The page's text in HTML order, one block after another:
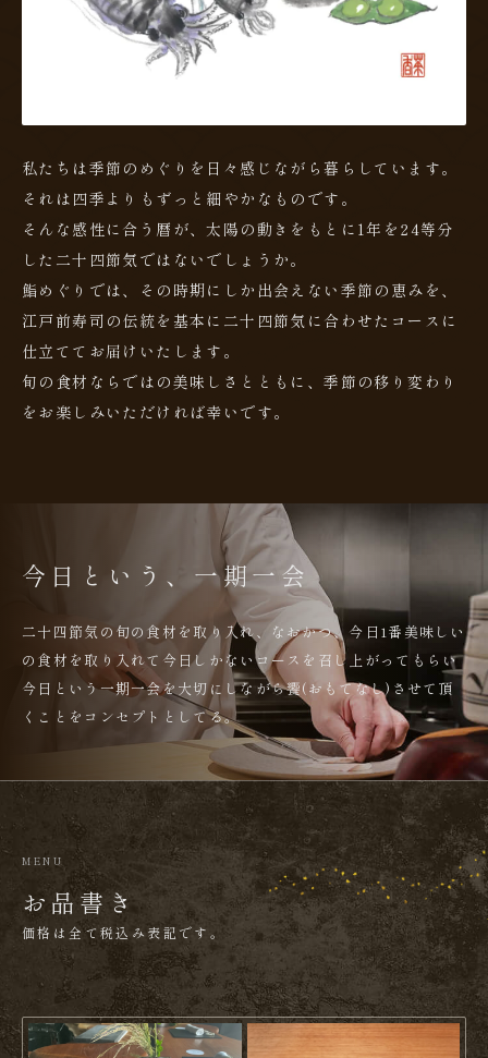
私たちは季節のめぐりを日々感じながら暮らしています。
それは四季よりもずっと細やかなものです。
そんな感性に合う暦が、太陽の動きをもとに1年を24等分
した二十四節気ではないでしょうか。
鮨めぐりでは、その時期にしか出会えない季節の恵みを、
江戸前寿司の伝統を基本に二十四節気に合わせたコースに
仕立ててお届けいたします。
旬の食材ならではの美味しさとともに、季節の移り変わり
をお楽しみいただければ幸いです。
今日という、一期一会
二十四節気の旬の食材を取り入れ、なおかつ、 今日1番美味しい
の食材を取り入れて 今日しかないコースを召し上がってもらい
今日という一期一会を大切にしながら饗(おもてなし)させて頂
くことをコンセプトとしてる。
MENU
お品書き
​価格は全て税込み表記です。